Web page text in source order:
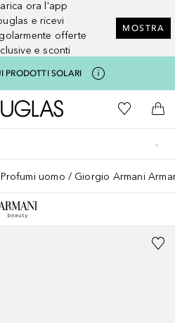
ora l'app
e ricevi
offerte
e sconti
MOSTRA
PRODOTTI SOLARI
A Douglas HomeAlla Mia
Al
Profumi uomo Giorgio Armani